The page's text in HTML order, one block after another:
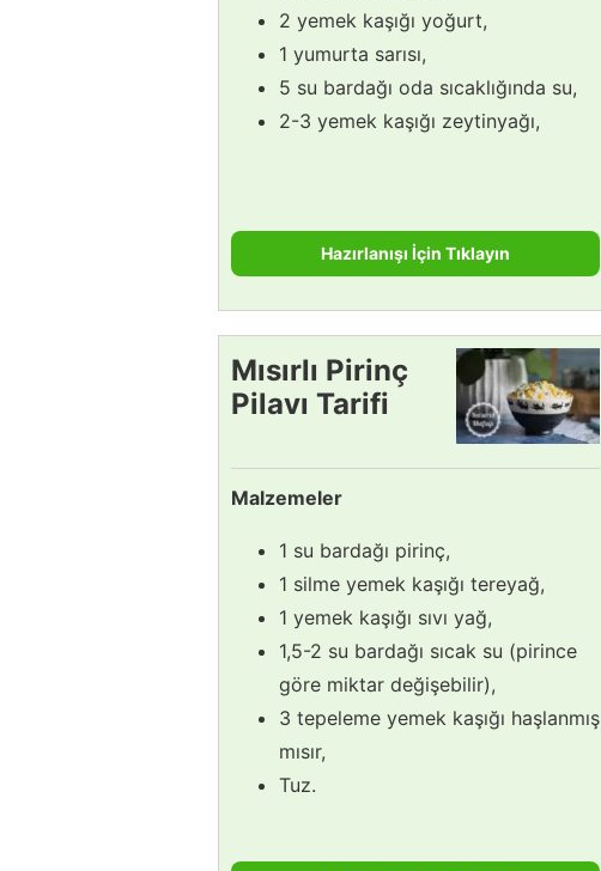
2 yemek kaşığı yoğurt,
1 yumurta sarısı,
5 su bardağı oda sıcaklığında su,
2-3 yemek kaşığı zeytinyağı,
Hazırlanışı İçin Tıklayın
Mısırlı Pirinç
Pilavı Tarifi
Malzemeler
1 su bardağı pirinç,
1 silme yemek kaşığı tereyağ,
1 yemek kaşığı sıvı yağ,
1,5-2 su bardağı sıcak su (pirince
göre miktar değişebilir),
3 tepeleme yemek kaşığı haşlanmış
mısır,
Tuz.